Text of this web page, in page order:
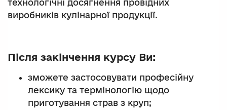
технологічні досягнення провідних
виробників кулінарної продукції.
Після закінчення курсу Ви:
зможете застосовувати професійну
лексику та термінологію щодо
приготування страв з круп;